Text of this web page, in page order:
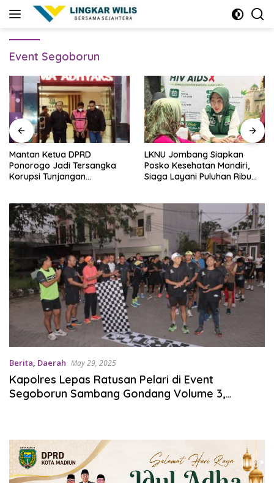
Event Segoborun
Mantan Ketua DPRD
Ponorogo Jadi Tersangka
Korupsi Tunjangan
LKNU Jombang Siapkan
Posko Kesehatan Mandiri,
Siaga Layani Puluhan Ribu
Berita, Daerah May 29, 2025
Kapolres Lepas Ratusan Pelari di Event
Segoborun Sambang Gondang Volume 3,